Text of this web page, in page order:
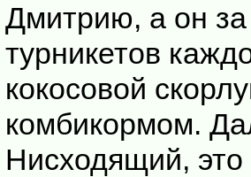
Дмитрию, а он за
турникетов
кокосовой
комбикормом.
Нисходящий,